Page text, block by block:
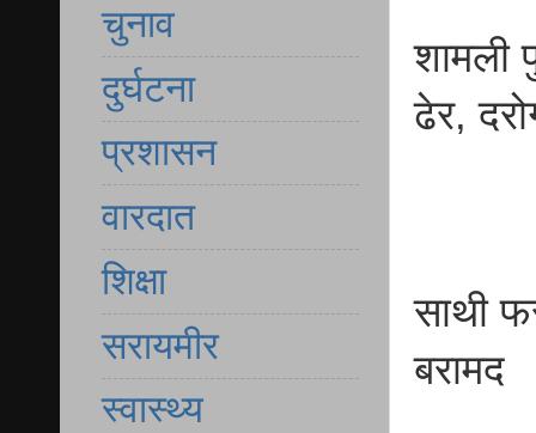
शामली
ढेर,
साथी
बरामद
चुनाव
दुर्घटना
प्रशासन
वारदात
शिक्षा
सरायमीर
स्वास्थ्य